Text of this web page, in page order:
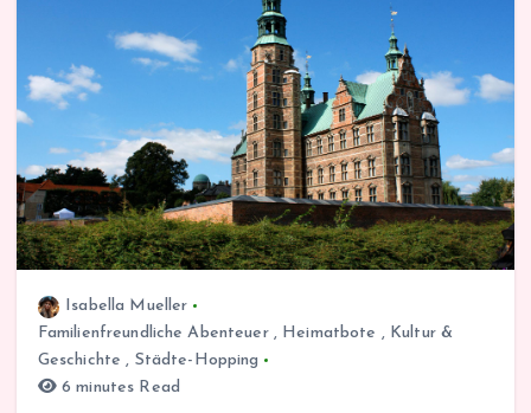
Isabella Mueller
Familienfreundliche Abenteuer, Heimatbote , Kultur &
Geschichte , Städte-Hopping
6 minutes Read